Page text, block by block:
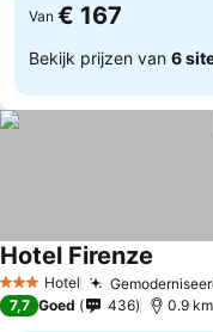
Van € 167
Bekijk prijzen van 6
3 SterrenHotel
Hotel Firenze
7,7 Goed 436 0.9